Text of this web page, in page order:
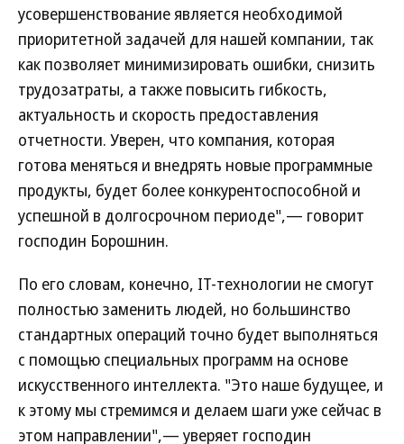
усовершенствование является необходимой
приоритетной задачей для нашей компании, так
как позволяет минимизировать ошибки, снизить
трудозатраты, а также повысить гибкость,
актуальность и скорость предоставления
отчетности. Уверен, что компания, которая
готова меняться и внедрять новые программные
продукты, будет более конкурентоспособной и
успешной в долгосрочном периоде",— говорит
господин Борошнин.
По его словам, конечно, IT-технологии не смогут
полностью заменить людей, но большинство
стандартных операций точно будет выполняться
с помощью специальных программ на основе
искусственного интеллекта. "Это наше будущее, и
к этому мы стремимся и делаем шаги уже сейчас в
этом направлении",— уверяет господин